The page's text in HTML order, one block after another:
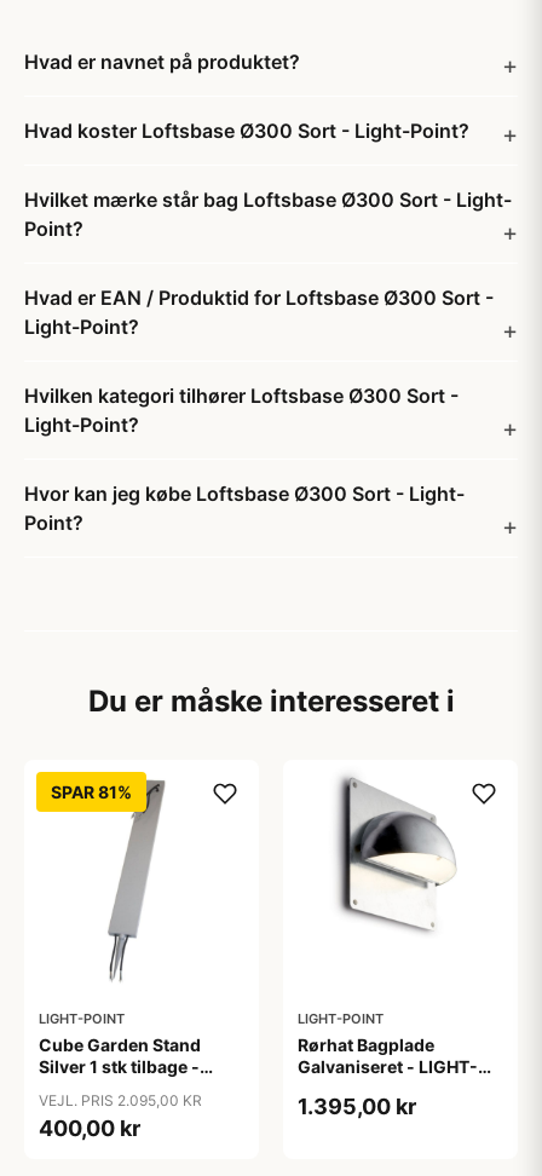
Hvad er navnet på produktet?
Hvad koster Loftsbase Ø300 Sort - Light-Point?
Hvilket mærke står bag Loftsbase Ø300 Sort - Light-
Point?
Hvad er EAN / Produktid for Loftsbase Ø300 Sort -
Light-Point?
Hvilken kategori tilhører Loftsbase Ø300 Sort -
Light-Point?
Hvor kan jeg købe Loftsbase Ø300 Sort - Light-
Point?
Du er måske interesseret i
SPAR 81%
LIGHT-POINT
Cube Garden Stand
Silver 1 stk tilbage -
VEJL. PRIS 2.095,00 KR
400,00 kr
LIGHT-POINT
Rørhat Bagplade
Galvaniseret - LIGHT-
1.395,00 kr